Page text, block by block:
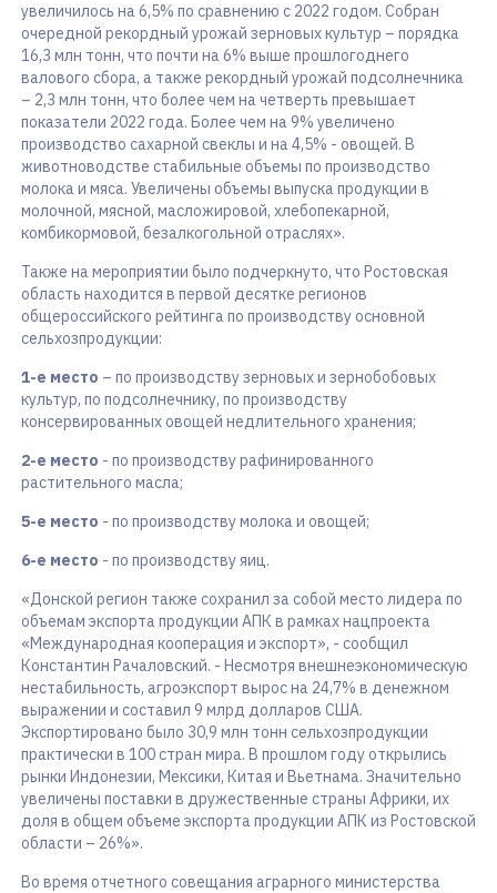
увеличилось на 6,5% по сравнению с 2022 годом. Собран
очередной рекордный урожай зерновых культур – порядка
16,3 млн тонн, что почти на 6% выше прошлогоднего
валового сбора, а также рекордный урожай подсолнечника
– 2,3 млн тонн, что более чем на четверть превышает
показатели 2022 года. Более чем на 9% увеличено
производство сахарной свеклы и на 4,5% - овощей. В
животноводстве стабильные объемы по производство
молока и мяса. Увеличены объемы выпуска продукции в
молочной, мясной, масложировой, хлебопекарной,
комбикормовой, безалкогольной отраслях».
Также на мероприятии было подчеркнуто, что Ростовская
область находится в первой десятке регионов
общероссийского рейтинга по производству основной
сельхозпродукции:
1-е место – по производству зерновых и зернобобовых
культур, по подсолнечнику, по производству
консервированных овощей недлительного хранения;
2-е место - по производству рафинированного
растительного масла;
5-е место - по производству молока и овощей;
6-е место - по производству яиц.
«Донской регион также сохранил за собой место лидера по
объемам экспорта продукции АПК в рамках нацпроекта
«Международная кооперация и экспорт», - сообщил
Константин Рачаловский. - Несмотря внешнеэкономическую
нестабильность, агроэкспорт вырос на 24,7% в денежном
выражении и составил 9 млрд долларов США.
Экспортировано было 30,9 млн тонн сельхозпродукции
практически в 100 стран мира. В прошлом году открылись
рынки Индонезии, Мексики, Китая и Вьетнама. Значительно
увеличены поставки в дружественные страны Африки, их
доля в общем объеме экспорта продукции АПК из Ростовской
области – 26%».
Во время отчетного совещания аграрного министерства